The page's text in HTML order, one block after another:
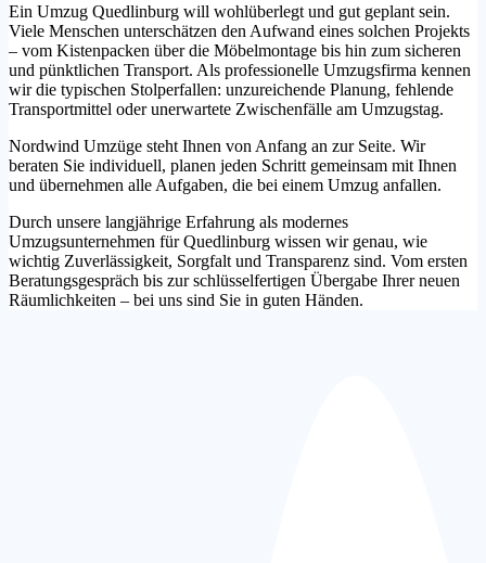
Ein Umzug Quedlinburg will wohlüberlegt und gut geplant sein.
Viele Menschen unterschätzen den Aufwand eines solchen Projekts
– vom Kistenpacken über die Möbelmontage bis hin zum sicheren
und pünktlichen Transport. Als professionelle Umzugsfirma kennen
wir die typischen Stolperfallen: unzureichende Planung, fehlende
Transportmittel oder unerwartete Zwischenfälle am Umzugstag.
Nordwind Umzüge steht Ihnen von Anfang an zur Seite. Wir
beraten Sie individuell, planen jeden Schritt gemeinsam mit Ihnen
und übernehmen alle Aufgaben, die bei einem Umzug anfallen.
Durch unsere langjährige Erfahrung als modernes
Umzugsunternehmen für Quedlinburg wissen wir genau, wie
wichtig Zuverlässigkeit, Sorgfalt und Transparenz sind. Vom ersten
Beratungsgespräch bis zur schlüsselfertigen Übergabe Ihrer neuen
Räumlichkeiten – bei uns sind Sie in guten Händen.